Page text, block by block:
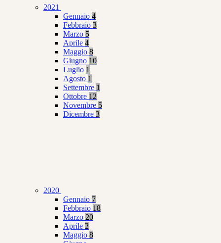
2021
Gennaio 4
Febbraio 3
Marzo 5
Aprile 4
Maggio 8
Giugno 10
Luglio 1
Agosto 1
Settembre 1
Ottobre 12
Novembre 5
Dicembre 3
2020
Gennaio 7
Febbraio 18
Marzo 20
Aprile 2
Maggio 8